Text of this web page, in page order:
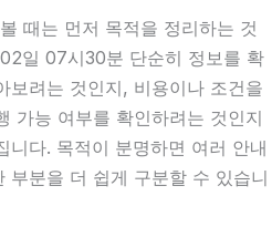
때는 먼저 목적을 정리하는 것
일 07시30분 단순히 정보를 확
보려는 것인지, 비용이나 조건을
가능 여부를 확인하려는 것인지
니다. 목적이 분명하면 여러 안내
부분을 더 쉽게 구분할 수 있습니